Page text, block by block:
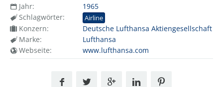
Jahr:
1965
Schlagwörter:
Airline
Konzern:
Deutsche Lufthansa Aktiengesellschaft
Marke:
Lufthansa
Webseite:
www.lufthansa.com